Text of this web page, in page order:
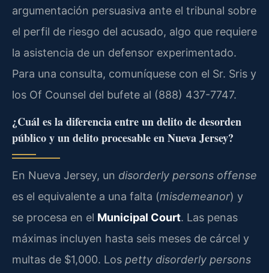
argumentación persuasiva ante el tribunal sobre
el perfil de riesgo del acusado, algo que requiere
la asistencia de un defensor experimentado.
Para una consulta, comuníquese con el Sr. Sris y
los Of Counsel del bufete al (888) 437-7747.
¿Cuál es la diferencia entre un delito de desorden
público y un delito procesable en Nueva Jersey?
En Nueva Jersey, un disorderly persons offense
es el equivalente a una falta (misdemeanor) y
se procesa en el Municipal Court. Las penas
máximas incluyen hasta seis meses de cárcel y
multas de $1,000. Los petty disorderly persons